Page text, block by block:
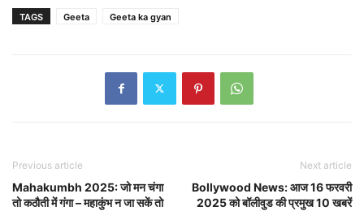
TAGS Geeta Geeta ka gyan
Previous article
Mahakumbh 2025: जो मन चंगा
तो कठौती में गंगा – महाकुंभ न जा सकें तो
Next article
Bollywood News: आज 16 फरवरी
2025 को बॉलीवुड की प्रमुख 10 खबरें